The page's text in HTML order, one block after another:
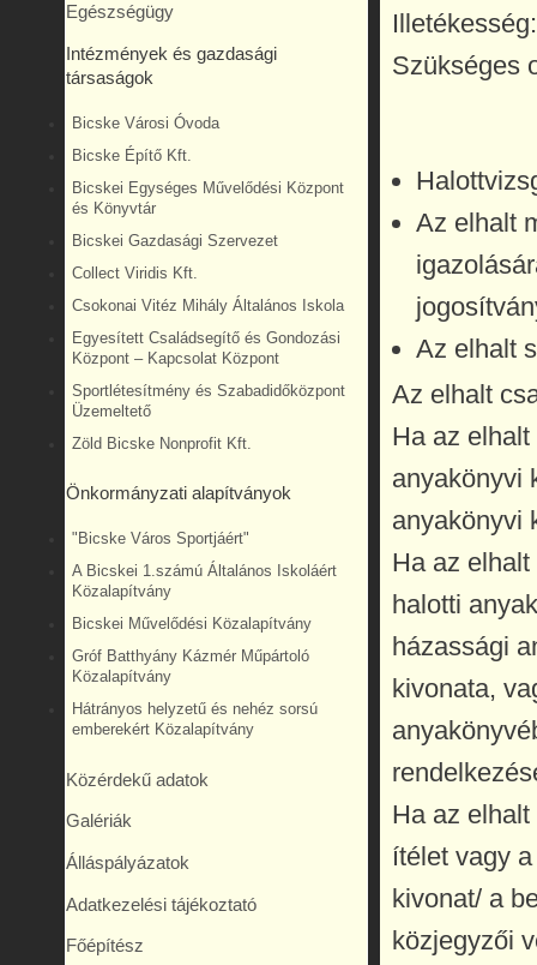
Egészségügy
Intézmények és gazdasági
társaságok
Bicske Városi Óvoda
Bicske Építő Kft.
Bicskei Egységes Művelődési Központ
és Könyvtár
Bicskei Gazdasági Szervezet
Collect Viridis Kft.
Csokonai Vitéz Mihály Általános Iskola
Egyesített Családsegítő és Gondozási
Központ – Kapcsolat Központ
Sportlétesítmény és Szabadidőközpont
Üzemeltető
Zöld Bicske Nonprofit Kft.
Önkormányzati alapítványok
"Bicske Város Sportjáért"
A Bicskei 1.számú Általános Iskoláért
Közalapítvány
Bicskei Művelődési Közalapítvány
Gróf Batthyány Kázmér Műpártoló
Közalapítvány
Hátrányos helyzetű és nehéz sorsú
emberekért Közalapítvány
Közérdekű adatok
Galériák
Álláspályázatok
Adatkezelési tájékoztató
Főépítész
Szükséges
Az elhalt
Az elhalt
Az elhalt
Ha az
anyakönyvi
anyakönyvi
Ha az
halotti
házassági
kivonata,
Ha az
ítélet vagy
kivonat/ a
közjegyzői